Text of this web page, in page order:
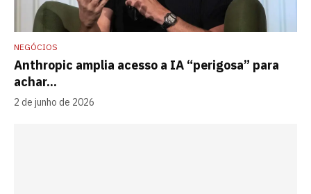
NEGÓCIOS
Anthropic amplia acesso a IA “perigosa” para
achar...
2 de junho de 2026